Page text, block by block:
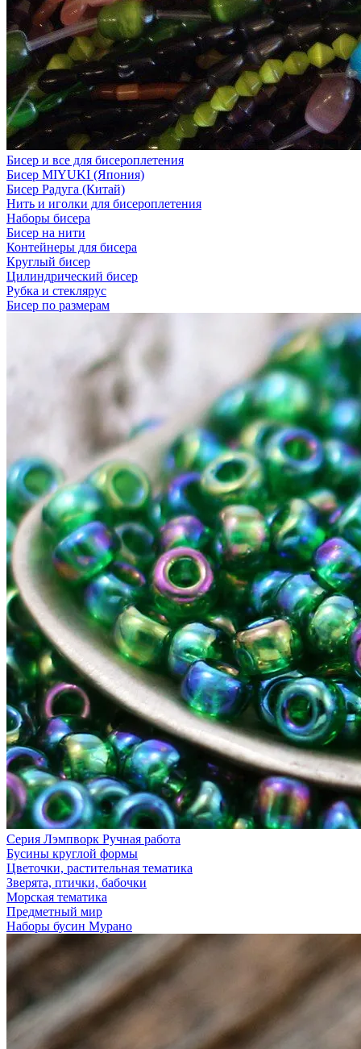
Бисер и все для бисероплетения
Бисер MIYUKI (Япония)
Бисер Радуга (Китай)
Нить и иголки для бисероплетения
Наборы бисера
Бисер на нити
Контейнеры для бисера
Круглый бисер
Цилиндрический бисер
Рубка и стеклярус
Бисер по размерам
Серия Лэмпворк Ручная работа
Бусины круглой формы
Цветочки, растительная тематика
Зверята, птички, бабочки
Морская тематика
Предметный мир
Наборы бусин Мурано